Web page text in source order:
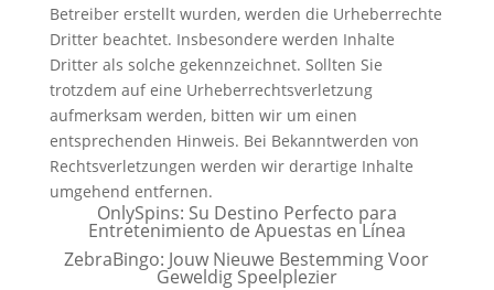
Betreiber erstellt wurden, werden die Urheberrechte
Dritter beachtet. Insbesondere werden Inhalte
Dritter als solche gekennzeichnet. Sollten Sie
trotzdem auf eine Urheberrechtsverletzung
aufmerksam werden, bitten wir um einen
entsprechenden Hinweis. Bei Bekanntwerden von
Rechtsverletzungen werden wir derartige Inhalte
umgehend entfernen.
OnlySpins: Su Destino Perfecto para
Entretenimiento de Apuestas en Línea
ZebraBingo: Jouw Nieuwe Bestemming Voor
Geweldig Speelplezier